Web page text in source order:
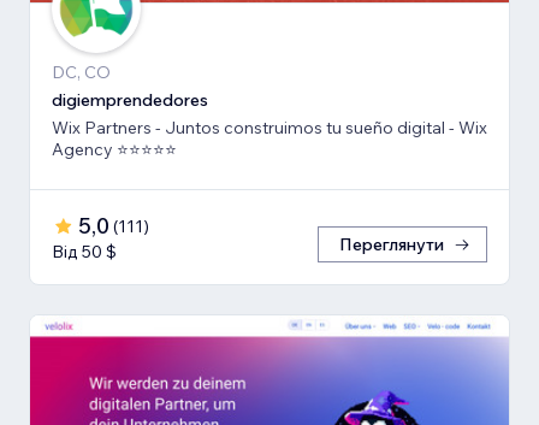
DC, CO
digiemprendedores
Wix Partners - Juntos construimos tu sueño digital - Wix
Agency ⭐️⭐️⭐️⭐️⭐️
5,0 (111)
Від 50 $
Переглянути